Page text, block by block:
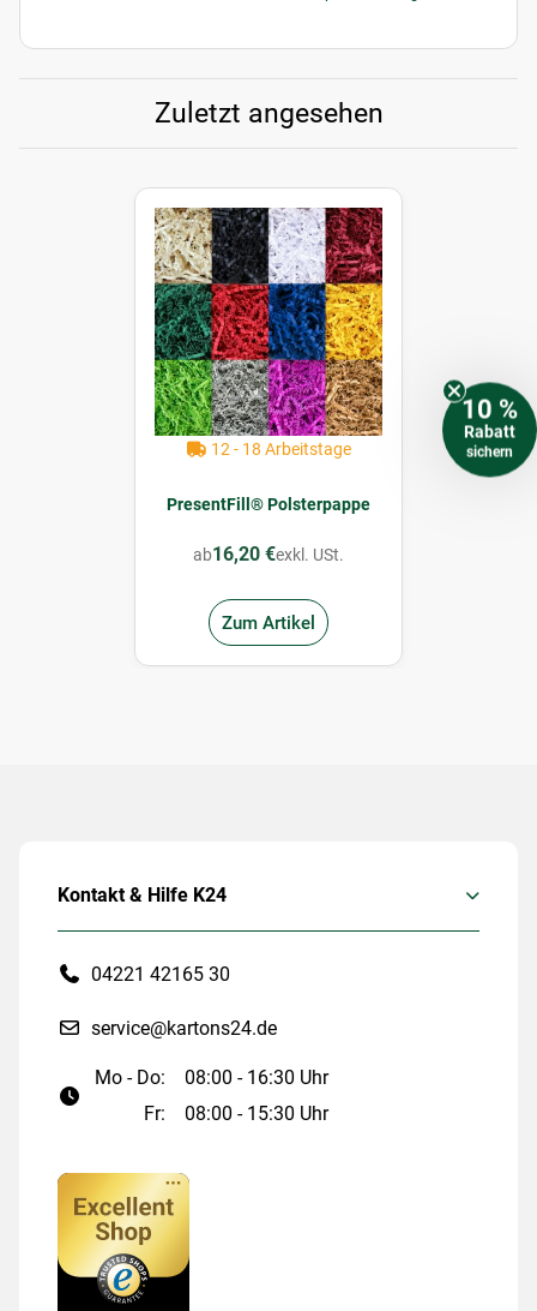
Zuletzt angesehen
12 - 18 Arbeitstage
PresentFill® Polsterpappe
ab16,20 €exkl. USt.
Zum Artikel
Kontakt & Hilfe K24
04221 42165 30
service@kartons24.de
Mo - Do:
08:00 - 16:30 Uhr
Fr:
08:00 - 15:30 Uhr
10 %
Rabatt
sichern